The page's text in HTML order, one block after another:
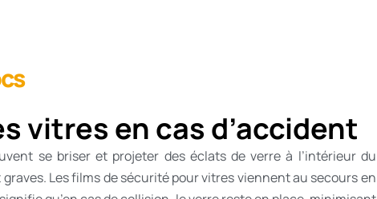
vitres en cas d’accident
se briser et projeter des éclats de verre à l’intérieur du
Les films de sécurité pour vitres viennent au secours en